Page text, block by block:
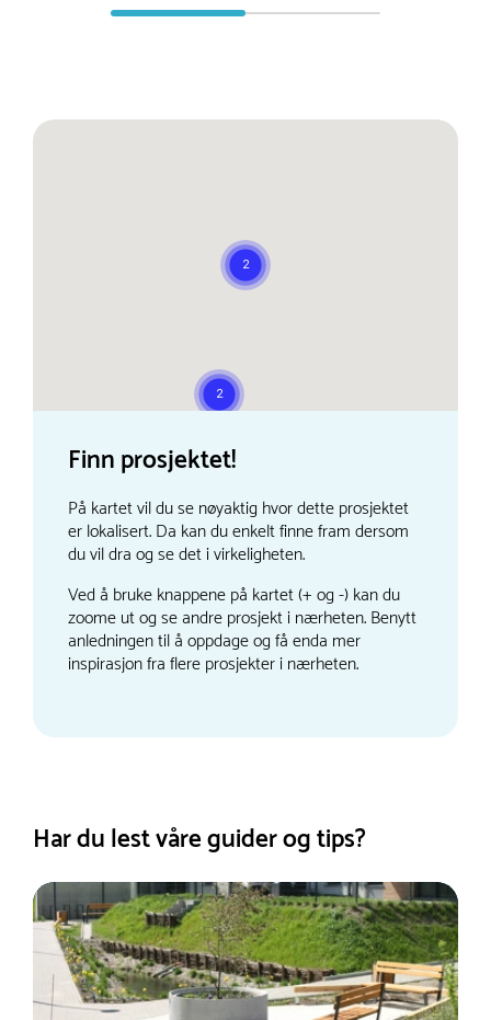
Finn prosjektet!
På kartet vil du se nøyaktig hvor dette prosjektet
er lokalisert. Da kan du enkelt finne fram dersom
du vil dra og se det i virkeligheten.
Ved å bruke knappene på kartet (+ og -) kan du
zoome ut og se andre prosjekt i nærheten. Benytt
anledningen til å oppdage og få enda mer
inspirasjon fra flere prosjekter i nærheten.
Har du lest våre guider og tips?